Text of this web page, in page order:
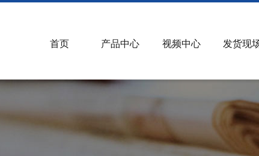
首页 产品中心 视频中心 发货现